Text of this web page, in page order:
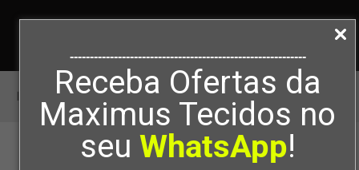
-----------------------------------------------------------
Receba Ofertas da
Maximus Tecidos no
seu WhatsApp!
Início > Cores para primavera/verão